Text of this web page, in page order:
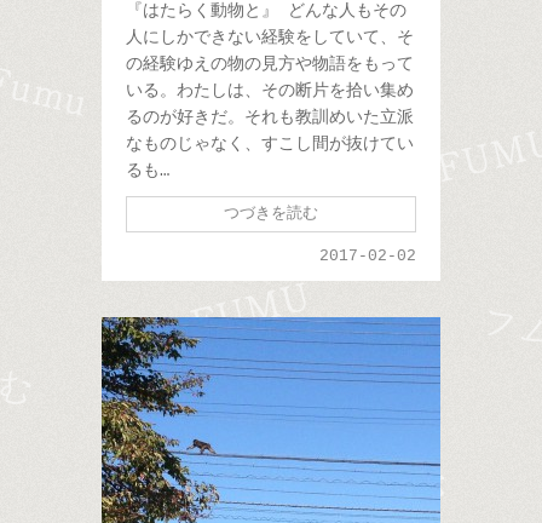
『はたらく動物と』 どんな人もその
人にしかできない経験をしていて、そ
の経験ゆえの物の見方や物語をもって
いる。わたしは、その断片を拾い集め
るのが好きだ。それも教訓めいた立派
なものじゃなく、すこし間が抜けてい
るも…
つづきを読む
2017-02-02